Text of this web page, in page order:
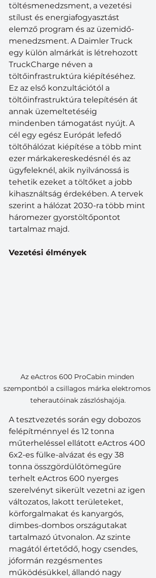
töltésmenedzsment, a vezetési
stílust és energiafogyasztást
elemző program és az üzemidő-
menedzsment. A Daimler Truck
egy külön almárkát is létrehozott
TruckCharge néven a
töltőinfrastruktúra kiépítéséhez.
Ez az első konzultációtól a
töltőinfrastruktúra telepítésén át
annak üzemeltetéséig
mindenben támogatást nyújt. A
cél egy egész Európát lefedő
töltőhálózat kiépítése a több mint
ezer márkakereskedésnél és az
ügyfeleknél, akik nyilvánossá is
tehetik ezeket a töltőket a jobb
kihasználtság érdekében. A tervek
szerint a hálózat 2030-ra több mint
háromezer gyorstöltőpontot
tartalmaz majd.
Vezetési élmények
Az eActros 600 ProCabin minden
szempontból a csillagos márka elektromos
teherautóinak zászlóshajója.
A tesztvezetés során egy dobozos
felépítménnyel és 12 tonna
műterheléssel ellátott eActros 400
6x2-es fülke-alvázat és egy 38
tonna összgördülőtömegűre
terhelt eActros 600 nyerges
szerelvényt sikerült vezetni az igen
változatos, lakott területeket,
körforgalmakat és kanyargós,
dimbes-dombos országutakat
tartalmazó útvonalon. Az szinte
magától értetődő, hogy csendes,
jóformán rezgésmentes
működésükkel, állandó nagy